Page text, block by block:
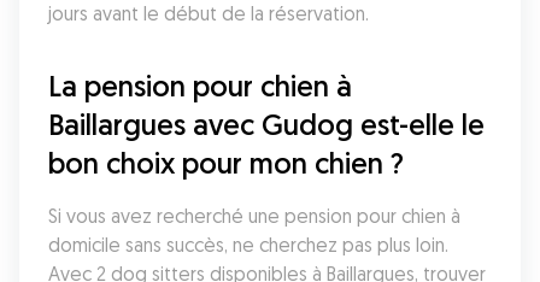
jours avant le début de la réservation.
La pension pour chien à
Baillargues avec Gudog est-elle le
bon choix pour mon chien ?
Si vous avez recherché une pension pour chien à
domicile sans succès, ne cherchez pas plus loin.
Avec 2 dog sitters disponibles à Baillargues, trouver